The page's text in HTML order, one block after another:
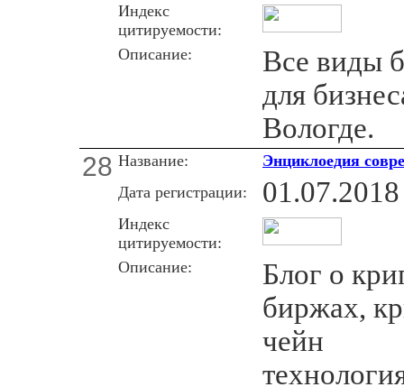
Индекс
цитируемости:
Описание:
Все виды
для
Вологде.
28 Название:
Энциклоедия
Дата регистрации:
01.07.2018
Индекс
цитируемости:
Описание:
Блог о
биржах,
чейн